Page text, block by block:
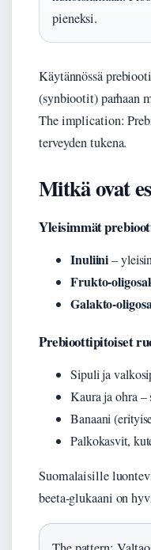
pieneksi.
Käytännössä
(synbiootit) parhaan
The implication:
terveyden tukena.
Mitkä ovat
Yleisimmät
Inuliini–
Frukto-
Galakto-
Prebioottipitoiset
Sipuli ja
Kaura ja ohra –
Banaani
Palkokasvit,
Suomalaisille
beeta-glukaani on